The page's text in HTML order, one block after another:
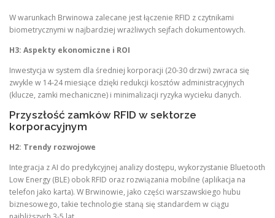
W warunkach Brwinowa zalecane jest łączenie RFID z czytnikami
biometrycznymi w najbardziej wrażliwych sejfach dokumentowych.
H3: Aspekty ekonomiczne i ROI
Inwestycja w system dla średniej korporacji (20-30 drzwi) zwraca się
zwykle w 14-24 miesiące dzięki redukcji kosztów administracyjnych
(klucze, zamki mechaniczne) i minimalizacji ryzyka wycieku danych.
Przyszłość zamków RFID w sektorze
korporacyjnym
H2: Trendy rozwojowe
Integracja z AI do predykcyjnej analizy dostępu, wykorzystanie Bluetooth
Low Energy (BLE) obok RFID oraz rozwiązania mobilne (aplikacja na
telefon jako karta). W Brwinowie, jako części warszawskiego hubu
biznesowego, takie technologie staną się standardem w ciągu